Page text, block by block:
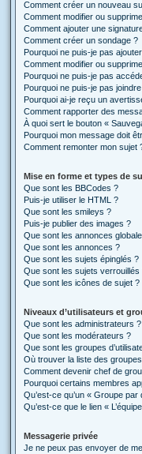
Comment créer un nouveau
Comment modifier ou
Comment ajouter une
Comment créer un sondage ?
Pourquoi ne puis-je pas
Comment modifier ou
Pourquoi ne puis-je pas
Pourquoi ne puis-je pas
Pourquoi ai-je reçu un
Comment rapporter des
À quoi sert le bouton «
Pourquoi mon message doit
Comment remonter mon sujet
Mise en forme et types de
Que sont les BBCodes ?
Puis-je utiliser le HTML ?
Que sont les smileys ?
Puis-je publier des images ?
Que sont les annonces
Que sont les annonces ?
Que sont les sujets épinglés ?
Que sont les sujets verrouillés
Que sont les icônes de sujet ?
Niveaux d’utilisateurs et
Que sont les administrateurs ?
Que sont les modérateurs ?
Que sont les groupes
Où trouver la liste des
Comment devenir chef de
Pourquoi certains membres
Qu’est-ce qu’un « Groupe par
Qu’est-ce que le lien «
Messagerie privée
Je ne peux pas envoyer de